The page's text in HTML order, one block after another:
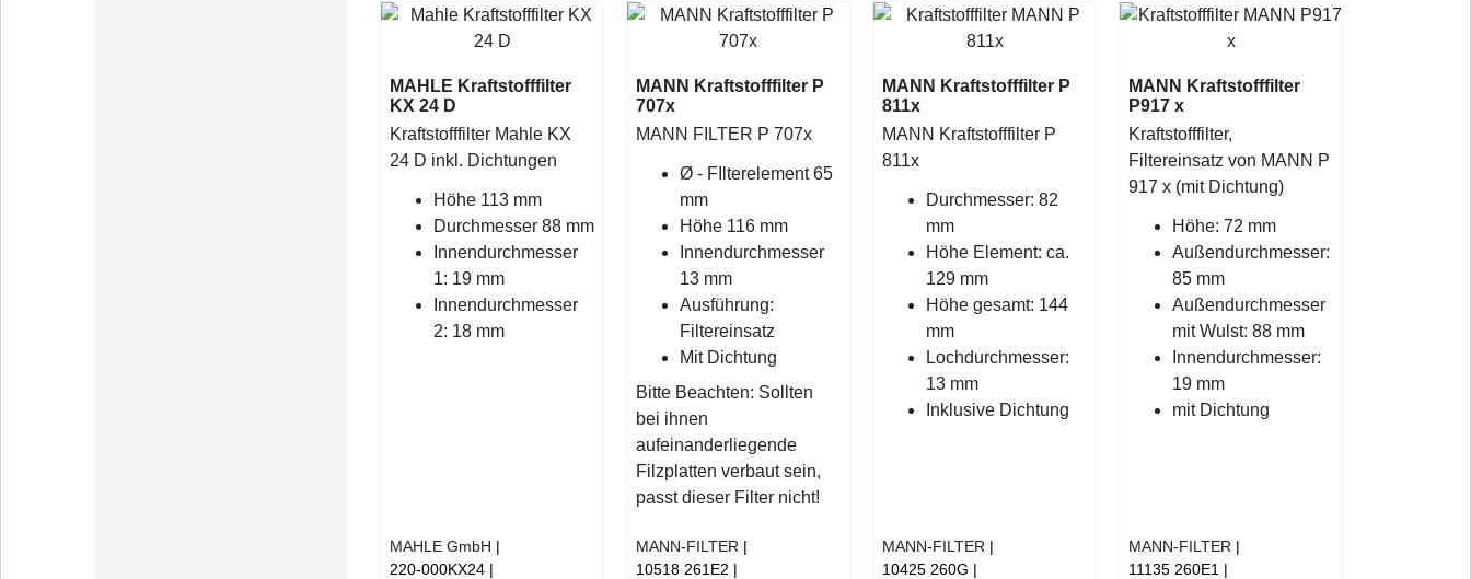
MAHLE Kraftstofffilter
KX 24 D
Kraftstofffilter Mahle KX
24 D inkl. Dichtungen
Höhe 113 mm
Durchmesser 88 mm
Innendurchmesser
1: 19 mm
Innendurchmesser
2: 18 mm
MAHLE GmbH
220-000KX24
MANN Kraftstofffilter P
707x
MANN FILTER P 707x
Ø - FIlterelement 65
mm
Höhe 116 mm
Innendurchmesser
13 mm
Ausführung:
Filtereinsatz
Mit Dichtung
Bitte Beachten: Sollten
bei ihnen
aufeinanderliegende
Filzplatten verbaut sein,
passt dieser Filter nicht!
MANN-FILTER
10518 261E2
MANN Kraftstofffilter P
811x
MANN Kraftstofffilter P
811x
Durchmesser: 82
mm
Höhe Element: ca.
129 mm
Höhe gesamt: 144
mm
Lochdurchmesser:
13 mm
Inklusive Dichtung
MANN-FILTER
10425 260G
MANN Kraftstofffilter
P917 x
Kraftstofffilter,
Filtereinsatz von MANN P
917 x (mit Dichtung)
Höhe: 72 mm
Außendurchmesser:
85 mm
Außendurchmesser
mit Wulst: 88 mm
Innendurchmesser:
19 mm
mit Dichtung
MANN-FILTER
11135 260E1